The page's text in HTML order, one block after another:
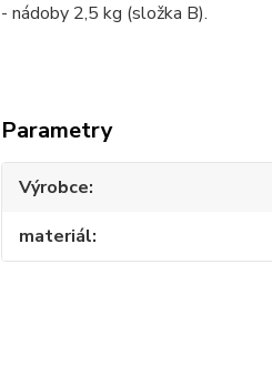
- nádoby 2,5 kg (složka B).
Parametry
Výrobce
materiál